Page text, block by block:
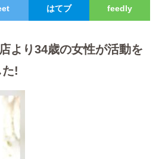
はてブ feedly
より34歳の女性が活動を
!